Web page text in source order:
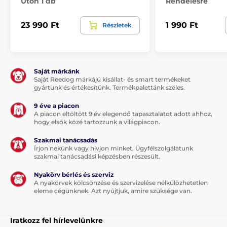
Nyers fehérje 31 %, zsírtartalom 15 %, nyers hamu 7,5 %,
23 990 Ft Részletek 1 990 Ft
Saját márkánk
Saját Reedog márkájú kisállat- és smart termékeket
gyártunk és értékesítünk. Termékpalettánk széles.
9 éve a piacon
A piacon eltöltött 9 év elegendő tapasztalatot adott ahhoz,
hogy elsők közé tartozzunk a világpiacon.
Szakmai tanácsadás
Írjon nekünk vagy hívjon minket. Ügyfélszolgálatunk
szakmai tanácsadási képzésben részesült.
Nyakörv bérlés és szerviz
A nyakörvek kölcsönzése és szervizelése nélkülözhetetlen
eleme cégünknek. Azt nyújtjuk, amire szüksége van.
Iratkozz fel hírlevelünkre